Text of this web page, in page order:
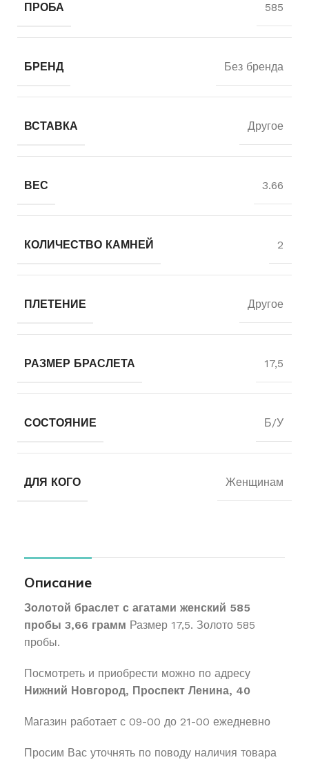
ПРОБА 585
БРЕНД Без бренда
ВСТАВКА Другое
ВЕС 3.66
КОЛИЧЕСТВО КАМНЕЙ 2
ПЛЕТЕНИЕ Другое
РАЗМЕР БРАСЛЕТА 17,5
СОСТОЯНИЕ Б/У
ДЛЯ КОГО Женщинам
Описание
Золотой браслет с агатами женский 585
пробы 3,66 грамм Размер 17,5. Золото 585
пробы.
Посмотреть и приобрести можно по адресу
Нижний Новгород, Проспект Ленина, 40
Магазин работает с 09-00 до 21-00 ежедневно
Просим Вас уточнять по поводу наличия товара